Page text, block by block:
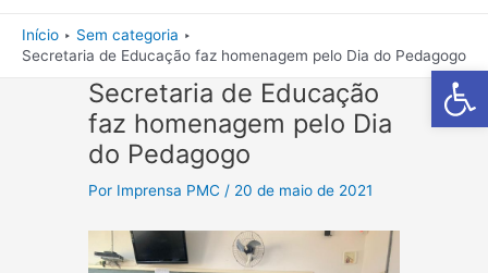
Barra de
Início
Sem categoria
Secretaria de Educação faz homenagem pelo Dia do Pedagogo
Secretaria de Educação
faz homenagem pelo Dia
do Pedagogo
Por Imprensa PMC / 20 de maio de 2021